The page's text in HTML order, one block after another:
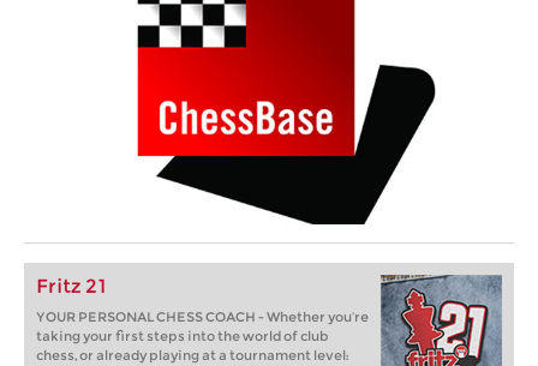
Fritz 21
YOUR PERSONAL CHESS COACH - Whether you’re
taking your first steps into the world of club
chess, or already playing at a tournament level: